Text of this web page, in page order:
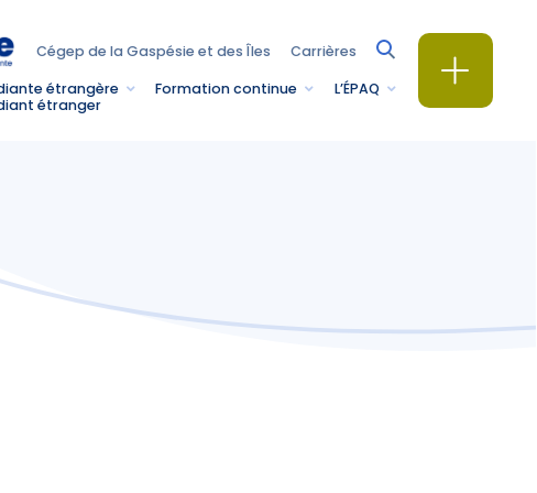
Cégep de la Gaspésie et des Îles Carrières
étrangère
étranger
Formation continue L’ÉPAQ